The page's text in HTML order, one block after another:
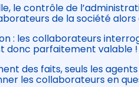
le contrôle de
de la société alors
: les collaborateurs
donc parfaitement valable !
des faits, seuls les
les collaborateurs en